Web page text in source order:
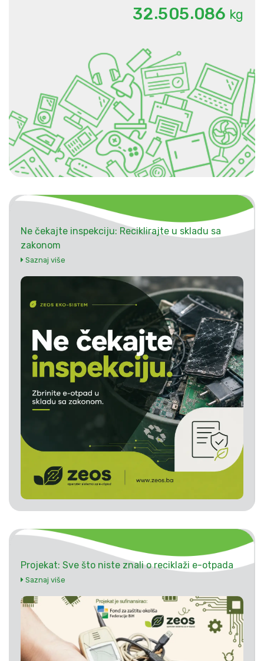
32.505.086 kg
Ne čekajte inspekciju: Reciklirajte u skladu sa
zakonom
Saznaj više
Projekat: Sve što niste znali o reciklaži e-otpada
Saznaj više